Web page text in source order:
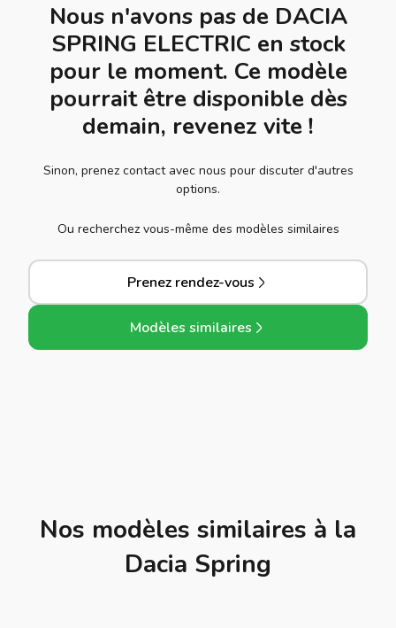
Nous n'avons pas de DACIA
SPRING ELECTRIC en stock
pour le moment. Ce modèle
pourrait être disponible dès
demain, revenez vite !
Sinon, prenez contact avec nous pour discuter d'autres
options.
Ou recherchez vous-même des modèles similaires
Prenez rendez-vous
Modèles similaires
Nos modèles similaires à la
Dacia Spring